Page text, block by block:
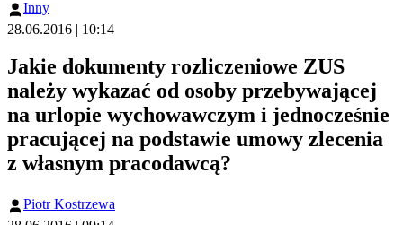
Inny
28.06.2016 | 10:14
Jakie dokumenty rozliczeniowe ZUS
należy wykazać od osoby przebywającej
na urlopie wychowawczym i jednocześnie
pracującej na podstawie umowy zlecenia
z własnym pracodawcą?
Piotr Kostrzewa